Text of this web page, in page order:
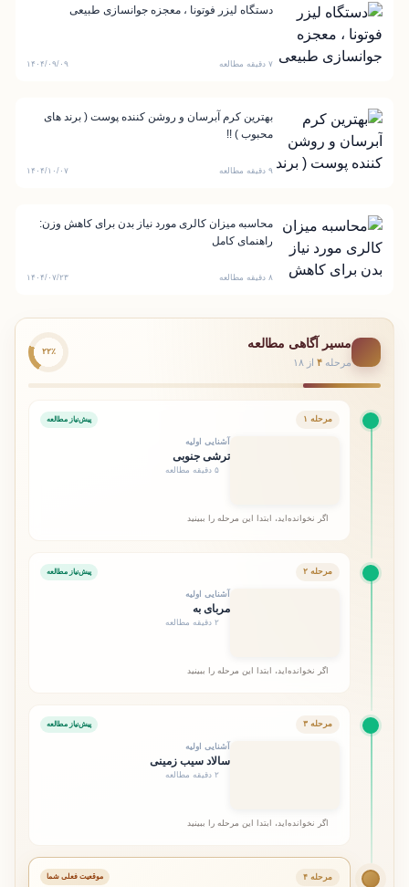
دستگاه لیزر فوتونا ، معجزه جوانسازی طبیعی
۷ دقیقه مطالعه ۱۴۰۴/۰۹/۰۹
بهترین کرم آبرسان و روشن کننده پوست ( برند های
محبوب ) !!
۹ دقیقه مطالعه ۱۴۰۴/۱۰/۰۷
محاسبه میزان کالری مورد نیاز بدن برای کاهش وزن:
راهنمای کامل
۸ دقیقه مطالعه ۱۴۰۴/۰۷/۲۳
مسیر آگاهی مطالعه
مرحله۴ از ۱۸
۲۲٪
مرحله ۱ پیش‌نیاز مطالعه
آشنایی اولیه
ترشی جنوبی
۵ دقیقه مطالعه
اگر نخوانده‌اید، ابتدا این مرحله را ببینید
مرحله ۲ پیش‌نیاز مطالعه
آشنایی اولیه
مربای به
۲ دقیقه مطالعه
اگر نخوانده‌اید، ابتدا این مرحله را ببینید
مرحله ۳ پیش‌نیاز مطالعه
آشنایی اولیه
سالاد سیب زمینی
۲ دقیقه مطالعه
اگر نخوانده‌اید، ابتدا این مرحله را ببینید
مرحله ۴ موقعیت فعلی شما